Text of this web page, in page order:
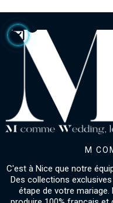
M
C'est à Nice que notre
Des collections
étape de votre